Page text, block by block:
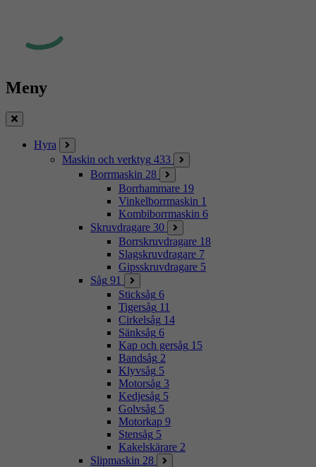
Meny
Stäng
Hyra
Maskin och verktyg 433
Borrmaskin 28
Borrhammare 19
Vinkelborrmaskin 1
Kombiborrmaskin 6
Skruvdragare 30
Borrskruvdragare 18
Slagskruvdragare 7
Gipsskruvdragare 5
Såg 91
Sticksåg 6
Tigersåg 11
Cirkelsåg 14
Sänksåg 6
Kap och gersåg 15
Bandsåg 2
Klyvsåg 5
Motorsåg 3
Kedjesåg 5
Golvsåg 5
Motorkap 9
Stensåg 5
Kakelskärare 2
Slipmaskin 28